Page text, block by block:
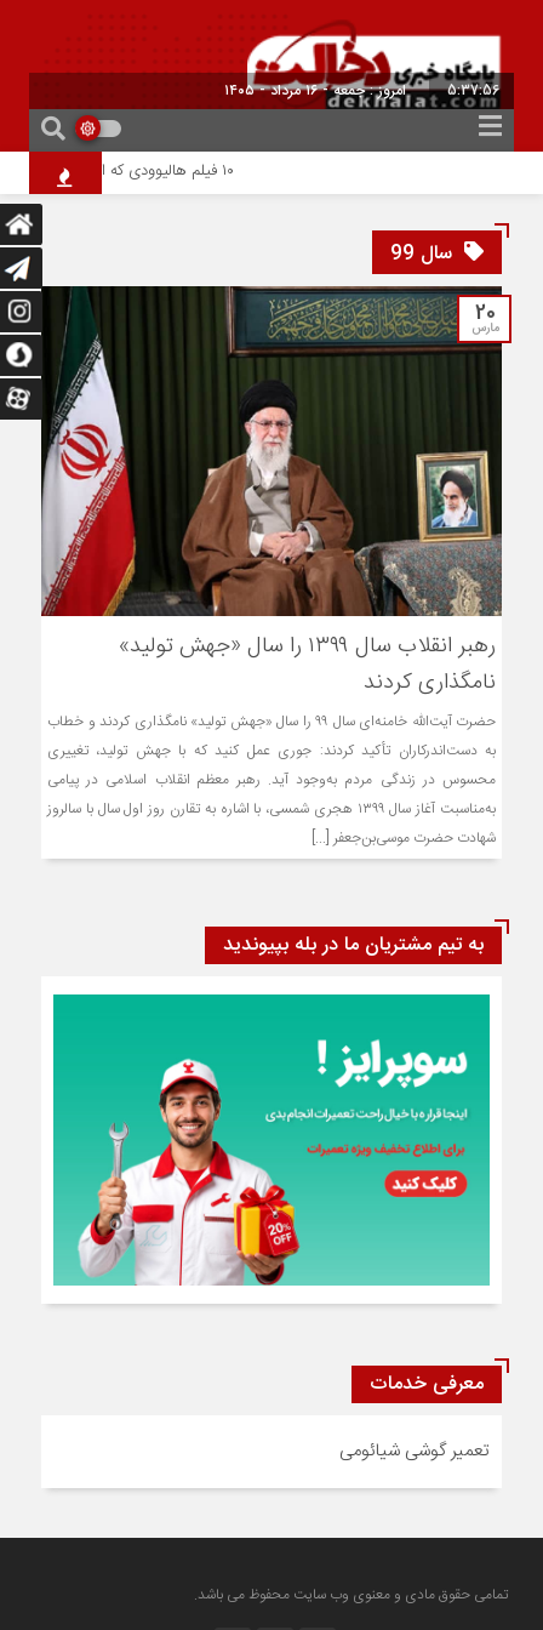
5:37:57 امروز : جمعه - ۱۶ مرداد - ۱۴۰۵
۱۰ فیلم هالیوودی که ارزش دیدن دارند | شاهکارهایی که نباید از دست بدهید
سال 99
20
مارس
رهبر انقلاب سال ۱۳۹۹ را سال «جهش تولید»
نامگذاری کردند
حضرت آیت‌الله خامنه‌ای سال ۹۹ را سال «جهش تولید» نامگذاری کردند و خطاب
به دست‌اندرکاران تأکید کردند: جوری عمل کنید که با جهش تولید، تغییری
محسوس در زندگی مردم به‌وجود آید. رهبر معظم انقلاب اسلامی در پیامی
به‌مناسبت آغاز سال ۱۳۹۹ هجری شمسی، با اشاره به تقارن روز اول سال با سالروز
شهادت حضرت موسی‌بن‌جعفر [...]
به تیم مشتریان ما در بله بپیوندید
معرفی خدمات
تعمیر گوشی شیائومی
تمامی حقوق مادی و معنوی وب سایت محفوظ می باشد.